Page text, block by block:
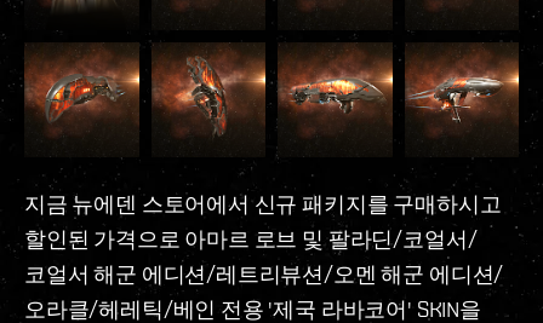
지금 뉴에덴 스토어에서 신규 패키지를 구매하시고
할인된 가격으로 아마르 로브 및 팔라딘/코얼서/
코얼서 해군 에디션/레트리뷰션/오멘 해군 에디션/
오라클/헤레틱/베인 전용 '제국 라바코어' SKIN을